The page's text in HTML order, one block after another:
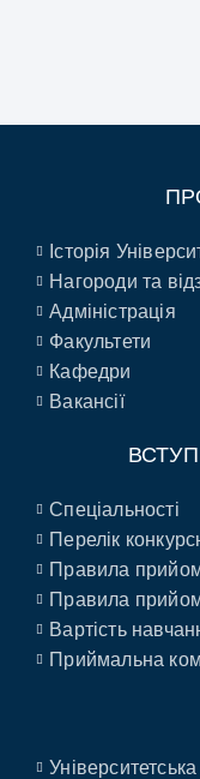
Історія
Нагороди та
Адміністрація
Факультети
Кафедри
Вакансії
Спеціальності
Перелік
Правила
Правила
Вартість
Приймальна
Університетська